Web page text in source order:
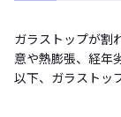
ガラストップが割
意や熱膨張、経年
以下、ガラストッ